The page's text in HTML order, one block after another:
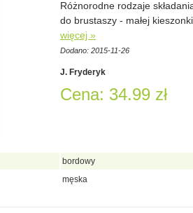
Różnorodne rodzaje
do brustaszy - małej
więcej »
Dodano: 2015-11-26
J. Fryderyk
Cena: 34.99 zł
bordowy
męska